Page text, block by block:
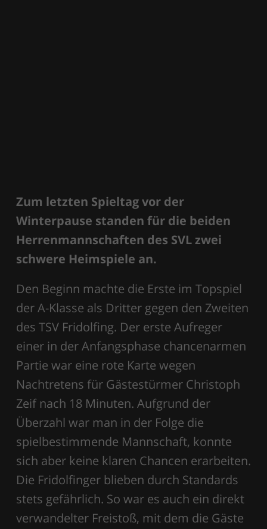
Zum letzten Spieltag vor der
Winterpause standen für die beiden
Herrenmannschaften des SVL zwei
schwere Heimspiele an.
Den Beginn machte die Erste im Topspiel
der A-Klasse als Dritter gegen den Zweiten
des TSV Fridolfing. Der erste Aufreger
einer in der Anfangsphase chancenarmen
Partie war eine rote Karte wegen
Nachtretens für Gästestürmer Christoph
Zeif nach 18 Minuten. Aufgrund der
Überzahl war man in der Folge die
spielbestimmende Mannschaft, konnte
sich aber keine klaren Chancen erarbeiten.
Die Fridolfinger blieben durch Standards
stets gefährlich. So war es auch ein direkt
verwandelter Freistoß, mit dem die Gäste